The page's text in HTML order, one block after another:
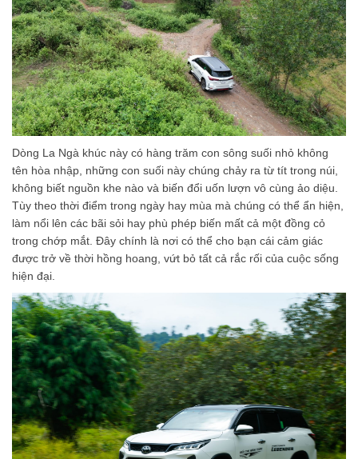
Dòng La Ngà khúc này có hàng trăm con sông suối nhỏ không
tên hòa nhập, những con suối này chúng chảy ra từ tít trong núi,
không biết nguồn khe nào và biến đổi uốn lượn vô cùng ảo diệu.
Tùy theo thời điểm trong ngày hay mùa mà chúng có thể ẩn hiện,
làm nổi lên các bãi sỏi hay phù phép biến mất cả một đồng cỏ
trong chớp mắt. Đây chính là nơi có thể cho bạn cái cảm giác
được trở về thời hồng hoang, vứt bỏ tất cả rắc rối của cuộc sống
hiện đại.